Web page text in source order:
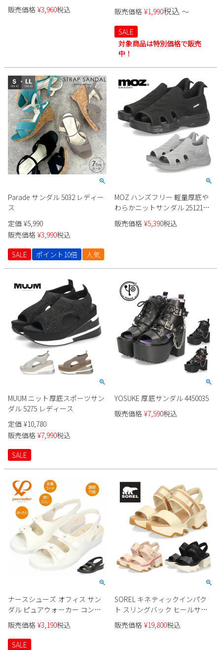
ィース
販売価格 ¥3,960税込
れ かわいい 厚底 黒 スポサン ス
トラップ 軽い 面ファスナー
AL5420 Arnold Palmer
販売価格 ¥1,990税込 〜
SALE
対象商品は特別価格で販売
中！
Parade サンダル 5032 レディー
ス
定価 ¥5,990
販売価格 ¥3,990税込
SALE
ポイント10倍 人気
MOZ ハンズフリー 軽量厚底や
わらかニットサンダル 251217
レディース
販売価格 ¥5,390税込
MUUM ニット厚底スポーツサン
ダル 5275 レディース
定価 ¥10,780
販売価格 ¥7,990税込
SALE
YOSUKE 厚底サンダル 4450035
販売価格 ¥7,590税込
ナースシューズ オフィス サン
ダル ピュアウォーカー コンフ
ォート PW7612 ナースサンダル
疲れにくい 厚底 黒 白 ゆったり
滑りにくい pure walker セール
販売価格 ¥3,190税込
SALE
SOREL キネティックインパク
ト スリングバック ヒールサン
ダル NL4951 レディース
販売価格 ¥19,800税込